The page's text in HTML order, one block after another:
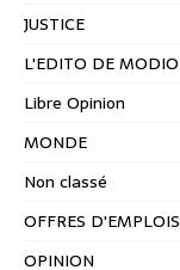
JUSTICE
L'EDITO DE MODIO
Libre Opinion
MONDE
Non classé
OFFRES D'EMPLOIS
OPINION